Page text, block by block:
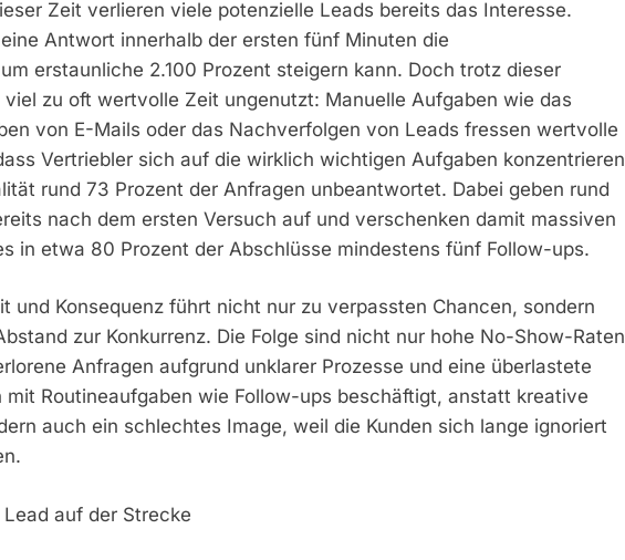
Zeit verlieren viele potenzielle Leads bereits das Interesse.
Antwort innerhalb der ersten fünf Minuten die
erstaunliche 2.100 Prozent steigern kann. Doch trotz dieser
viel zu oft wertvolle Zeit ungenutzt: Manuelle Aufgaben wie das
von E-Mails oder das Nachverfolgen von Leads fressen wertvolle
Vertriebler sich auf die wirklich wichtigen Aufgaben konzentrieren
rund 73 Prozent der Anfragen unbeantwortet. Dabei geben rund
nach dem ersten Versuch auf und verschenken damit massiven
in etwa 80 Prozent der Abschlüsse mindestens fünf Follow-ups.
und Konsequenz führt nicht nur zu verpassten Chancen, sondern
zur Konkurrenz. Die Folge sind nicht nur hohe No-Show-Raten
Anfragen aufgrund unklarer Prozesse und eine überlastete
Routineaufgaben wie Follow-ups beschäftigt, anstatt kreative
auch ein schlechtes Image, weil die Kunden sich lange ignoriert
auf der Strecke